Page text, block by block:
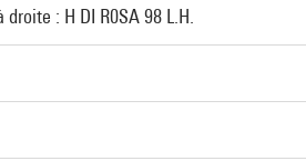
: H DI R0SA 98 L.H.